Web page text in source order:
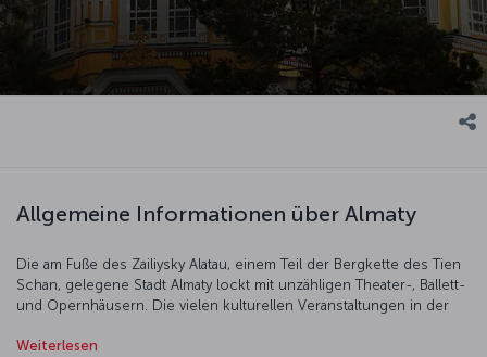
Allgemeine Informationen über Almaty
Die am Fuße des Zailiysky Alatau, einem Teil der Bergkette des Tien
Schan, gelegene Stadt Almaty lockt mit unzähligen Theater-, Ballett-
und Opernhäusern. Die vielen kulturellen Veranstaltungen in der
dieser schönen Stadt.
Weiterlesen